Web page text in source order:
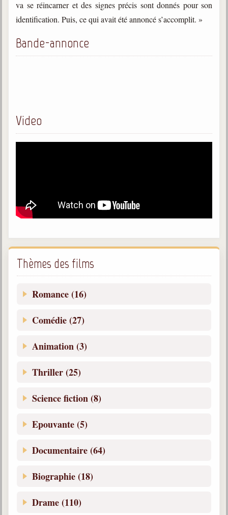
va se réincarner et des signes précis sont donnés pour son
identification. Puis, ce qui avait été annoncé s’accomplit. »
Bande-annonce
Video
Thèmes des films
Romance (16)
Comédie (27)
Animation (3)
Thriller (25)
Science fiction (8)
Epouvante (5)
Documentaire (64)
Biographie (18)
Drame (110)